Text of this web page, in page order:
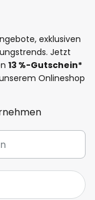
exklusiven
Jetzt
13 %-Gutschein*
Onlineshop